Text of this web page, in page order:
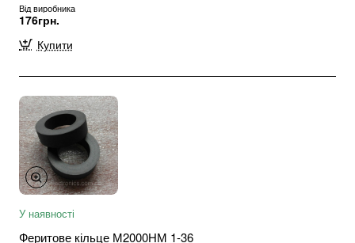
Від виробника
176грн.
Купити
У наявності
Феритове кільце М2000НМ 1-36